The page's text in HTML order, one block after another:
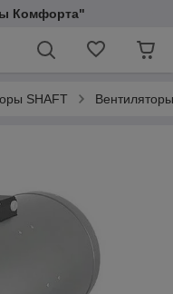
Комфорта"
SHAFT